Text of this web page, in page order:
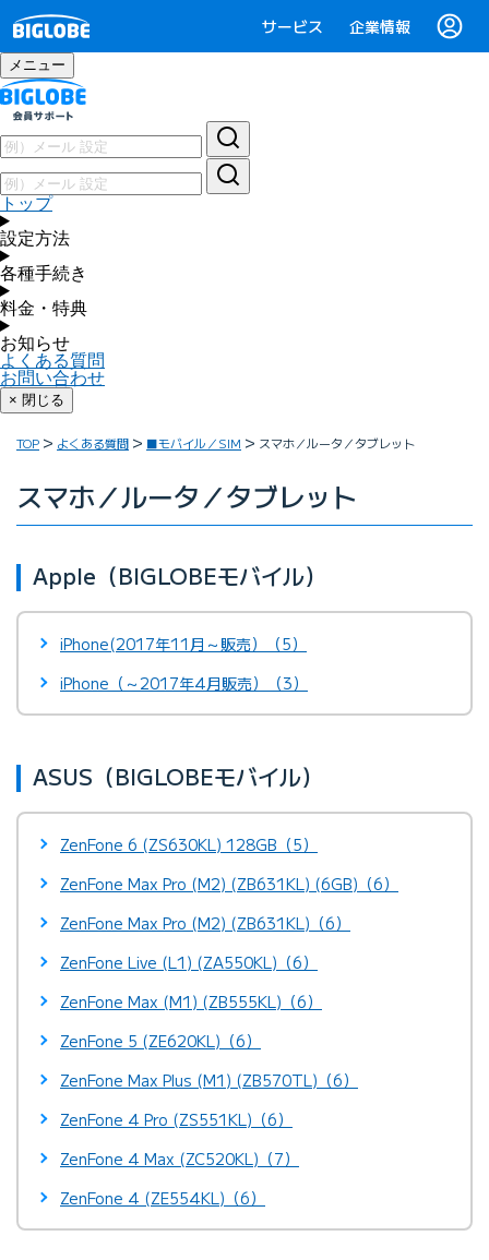
サービス 企業情報
メニュー
トップ
設定方法
各種手続き
料金・特典
お知らせ
よくある質問
お問い合わせ
× 閉じる
TOP よくある質問 ■モバイル／SIM スマホ／ルータ／タブレット
スマホ／ルータ／タブレット
Apple（BIGLOBEモバイル）
iPhone(2017年11月～販売）（5）
iPhone（～2017年4月販売）（3）
ASUS（BIGLOBEモバイル）
ZenFone 6 (ZS630KL) 128GB（5）
ZenFone Max Pro (M2) (ZB631KL) (6GB)（6）
ZenFone Max Pro (M2) (ZB631KL)（6）
ZenFone Live (L1) (ZA550KL)（6）
ZenFone Max (M1) (ZB555KL)（6）
ZenFone 5 (ZE620KL)（6）
ZenFone Max Plus (M1) (ZB570TL)（6）
ZenFone 4 Pro (ZS551KL)（6）
ZenFone 4 Max (ZC520KL)（7）
ZenFone 4 (ZE554KL)（6）